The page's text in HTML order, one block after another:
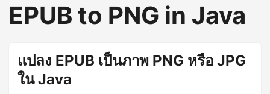
EPUB to PNG in Java
แปลง EPUB เป็นภาพ PNG หรือ JPG
ใน Java